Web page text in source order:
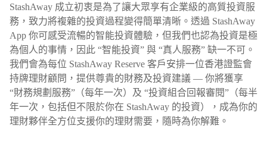
StashAway 成立初衷是為了讓大眾享有企業級的高質投資服
務，致力將複雜的投資過程變得簡單清晰。透過 StashAway
App 你可感受流暢的智能投資體驗，但我們也認為投資是極
為個人的事情，因此 “智能投資” 與 “真人服務” 缺一不可。
我們會為每位 StashAway Reserve 客戶安排一位香港證監會
持牌理財顧問，提供尊貴的財務及投資建議 — 你將獲享
“財務規劃服務”（每年一次）及 “投資組合回報審閱”（每半
年一次，包括但不限於你在 StashAway 的投資），成為你的
理財夥伴全方位支援你的理財需要，隨時為你解難。